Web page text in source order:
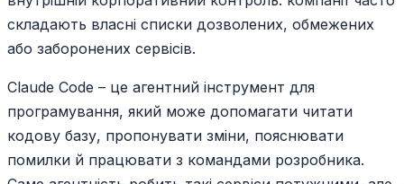
складають власні списки дозволених, обмежених
або заборонених сервісів.
Claude Code – це агентний інструмент для
програмування, який може допомагати читати
кодову базу, пропонувати зміни, пояснювати
помилки й працювати з командами розробника.